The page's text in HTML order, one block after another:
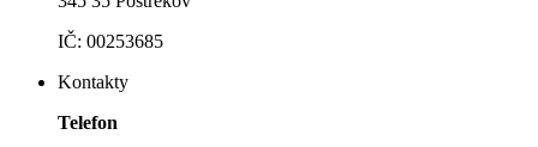
IČ: 00253685
Kontakty
Telefon